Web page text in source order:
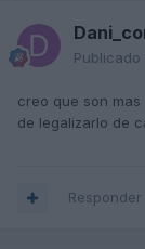
Publicado
creo que son
de legalizarlo de
Responder